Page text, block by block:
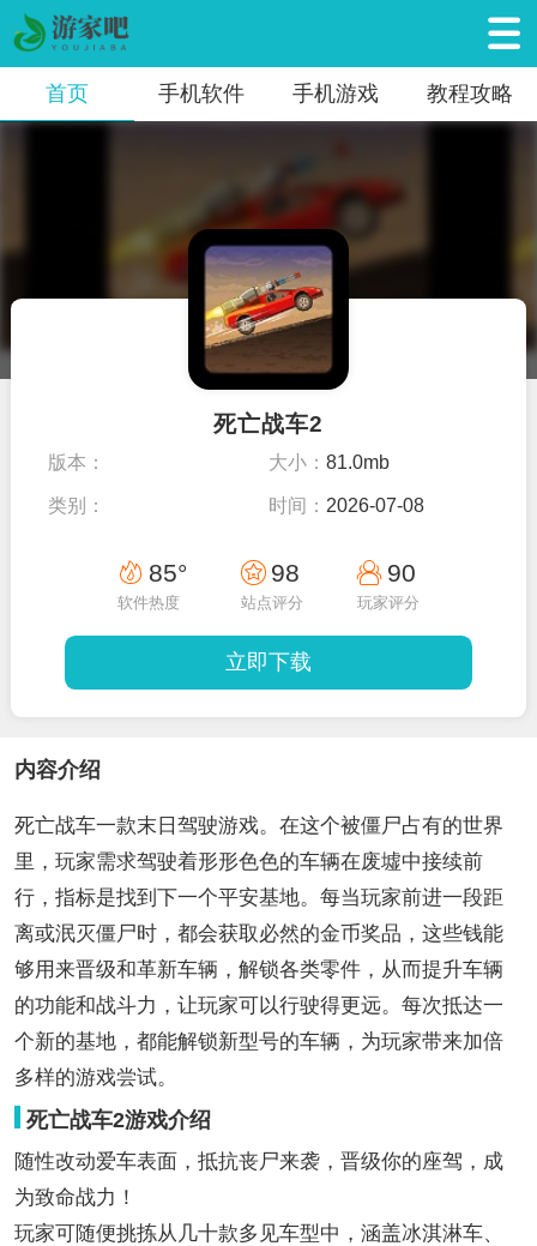
首页 手机软件 手机游戏 教程攻略
死亡战车2
版本： 大小： 81.0mb
类别： 时间： 2026-07-08
85°
软件热度
98
站点评分
90
玩家评分
立即下载
内容介绍
死亡战车一款末日驾驶游戏。在这个被僵尸占有的世界
里，玩家需求驾驶着形形色色的车辆在废墟中接续前
行，指标是找到下一个平安基地。每当玩家前进一段距
离或泯灭僵尸时，都会获取必然的金币奖品，这些钱能
够用来晋级和革新车辆，解锁各类零件，从而提升车辆
的功能和战斗力，让玩家可以行驶得更远。每次抵达一
个新的基地，都能解锁新型号的车辆，为玩家带来加倍
多样的游戏尝试。
死亡战车2游戏介绍
随性改动爱车表面，抵抗丧尸来袭，晋级你的座驾，成
为致命战力！
玩家可随便挑拣从几十款多见车型中，涵盖冰淇淋车、